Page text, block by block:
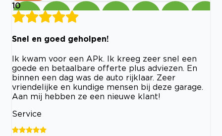
10
Snel en goed geholpen!
Ik kwam voor een APk. Ik kreeg zeer snel een
goede en betaalbare offerte plus adviezen. En
binnen een dag was de auto rijklaar. Zeer
vriendelijke en kundige mensen bij deze garage.
Aan mij hebben ze een nieuwe klant!
Service